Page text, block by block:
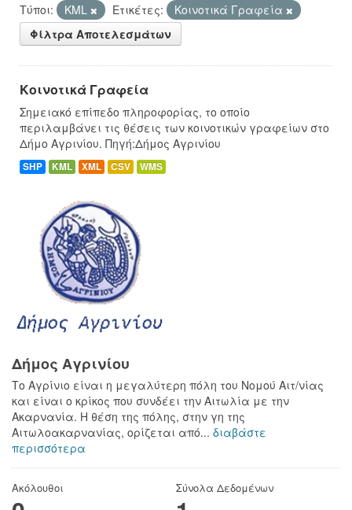
Τύποι: KML Ετικέτες:
Κοινοτικά Γραφεία
Φίλτρα Αποτελεσμάτων
Κοινοτικά Γραφεία
Σημειακό επίπεδο πληροφορίας, το οποίο
περιλαμβάνει τις θέσεις των κοινοτικών γραφείων στο
Δήμο Αγρινίου. Πηγή:Δήμος Αγρινίου
SHP KML XML CSV WMS
Δήμος Αγρινίου
Το Αγρίνιο είναι η μεγαλύτερη πόλη του Νομού Αιτ/νίας
και είναι ο κρίκος που συνδέει την Αιτωλία με την
Ακαρνανία. Η θέση της πόλης, στην γη της
Αιτωλοακαρνανίας, ορίζεται από... διαβάστε
περισσότερα
Ακόλουθοι Σύνολα Δεδομένων